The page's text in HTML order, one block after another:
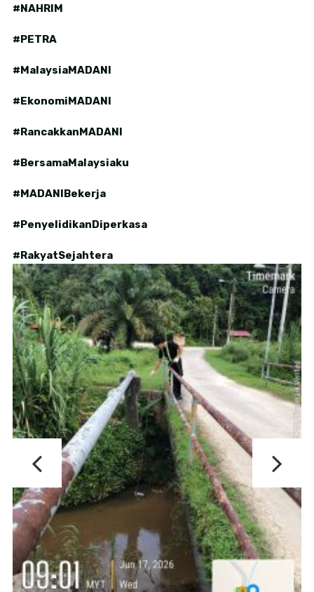
#NAHRIM
#PETRA
#MalaysiaMADANI
#EkonomiMADANI
#RancakkanMADANI
#BersamaMalaysiaku
#MADANIBekerja
#PenyelidikanDiperkasa
#RakyatSejahtera